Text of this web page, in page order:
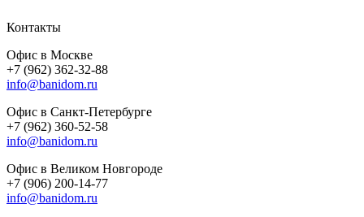
Контакты
Офис в Москве
+7 (962) 362-32-88
info@banidom.ru
Офис в Санкт-Петербурге
+7 (962) 360-52-58
info@banidom.ru
Офис в Великом Новгороде
+7 (906) 200-14-77
info@banidom.ru